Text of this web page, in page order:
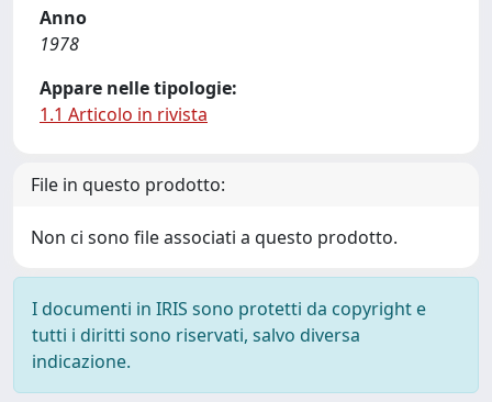
Anno
1978
Appare nelle tipologie:
1.1 Articolo in rivista
File in questo prodotto:
Non ci sono file associati a questo prodotto.
I documenti in IRIS sono protetti da copyright e
tutti i diritti sono riservati, salvo diversa
indicazione.